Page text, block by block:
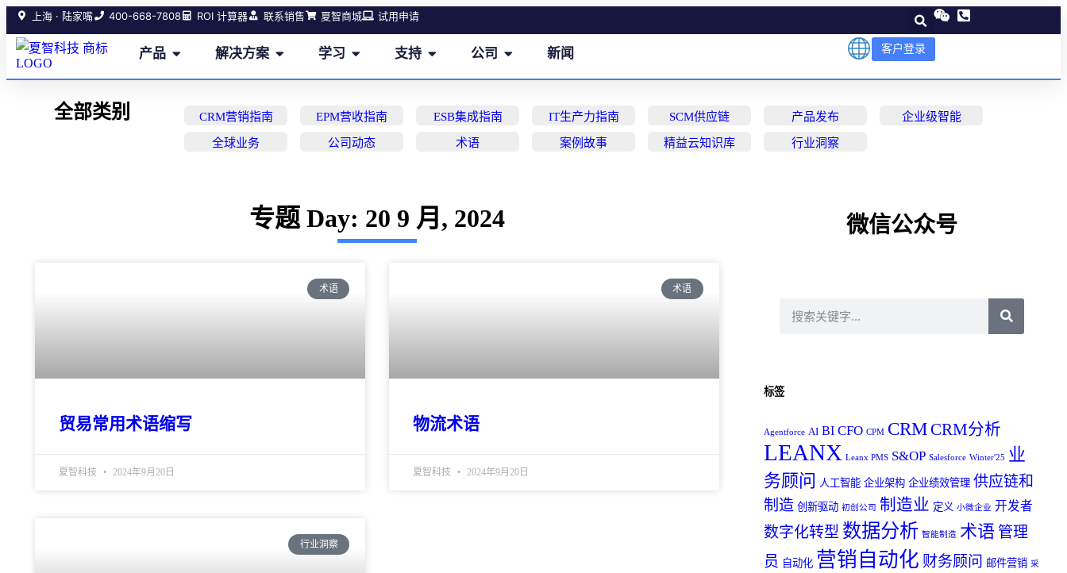
上海 · 陆家嘴 400-668-7808 ROI 计算器 联系销售 夏智商城 试用申请
产品 解决方案 学习 支持 公司 新闻 客户登录
全部类别 CRM营销指南 EPM营收指南 ESB集成指南 IT生产力指南 SCM供应链 产品发布 企业级智能
全球业务 公司动态 术语 案例故事 精益云知识库 行业洞察
专题 Day: 20 9 月, 2024
术语
贸易常用术语缩写
夏智科技 2024年9月20日
术语
物流术语
夏智科技 2024年9月20日
行业洞察
微信公众号
标签
Agentforce AI BI CFO CPM CRMCRM分析
LEANX Leanx PMS S&OP Salesforce Winter'25
业
务顾问 人工智能 企业架构 企业绩效管理 供应链和
制造 创新驱动 初创公司 制造业 定义 小微企业 开发者
数字化转型 数据分析 智能制造 术语 管理
员 自动化 营销自动化 财务顾问 邮件营销 采